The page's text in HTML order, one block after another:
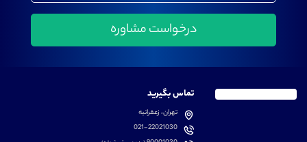
تماس بگیرید
تهران، زعفرانیه
021-22021030